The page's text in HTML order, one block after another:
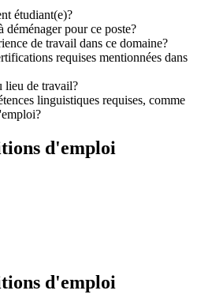
étudiant(e)?
déménager pour ce poste?
de travail dans ce domaine?
requises mentionnées dans
lieu de travail?
linguistiques requises, comme
d'emploi
d'emploi